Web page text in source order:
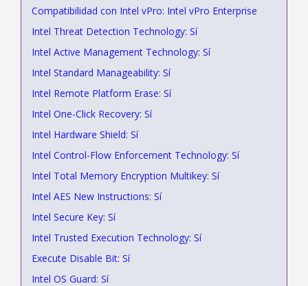
Compatibilidad con Intel vPro: Intel vPro Enterprise
Intel Threat Detection Technology: Sí
Intel Active Management Technology: Sí
Intel Standard Manageability: Sí
Intel Remote Platform Erase: Sí
Intel One-Click Recovery: Sí
Intel Hardware Shield: Sí
Intel Control-Flow Enforcement Technology: Sí
Intel Total Memory Encryption Multikey: Sí
Intel AES New Instructions: Sí
Intel Secure Key: Sí
Intel Trusted Execution Technology: Sí
Execute Disable Bit: Sí
Intel OS Guard: Sí